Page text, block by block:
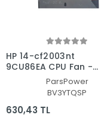
HP 14-cf2003nt
9CU86EA CPU Fan -
İşlemci FanıParsPower
BV3YTQSP
630,43 TL